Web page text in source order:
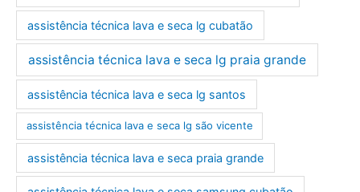
assistência técnica lava e seca lg cubatão
assistência técnica lava e seca lg praia grande
assistência técnica lava e seca lg santos
assistência técnica lava e seca lg são vicente
assistência técnica lava e seca praia grande